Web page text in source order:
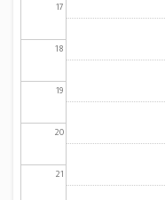
17
18
19
20
21